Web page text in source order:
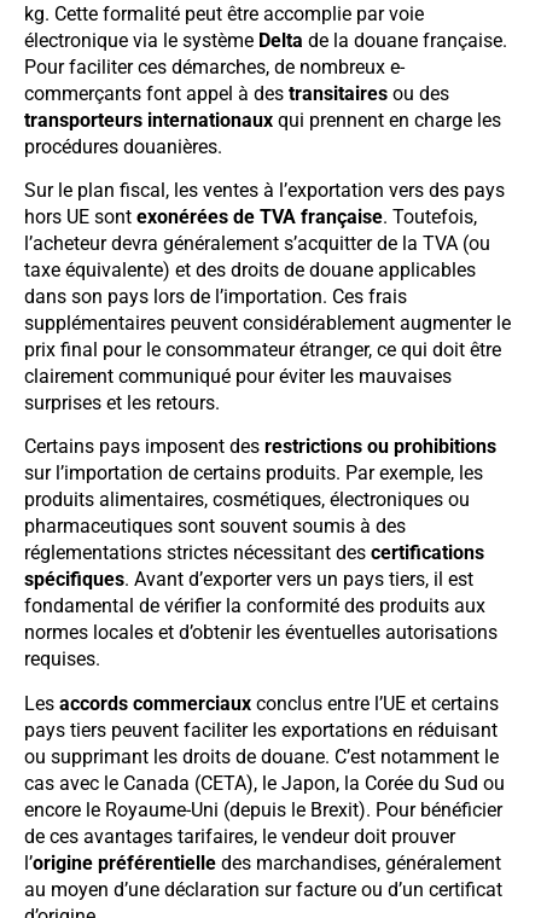
kg. Cette formalité peut être accomplie par voie
électronique via le système Delta de la douane française.
Pour faciliter ces démarches, de nombreux e-
commerçants font appel à des transitaires ou des
transporteurs internationaux qui prennent en charge les
procédures douanières.
Sur le plan fiscal, les ventes à l’exportation vers des pays
hors UE sont exonérées de TVA française. Toutefois,
l’acheteur devra généralement s’acquitter de la TVA (ou
taxe équivalente) et des droits de douane applicables
dans son pays lors de l’importation. Ces frais
supplémentaires peuvent considérablement augmenter le
prix final pour le consommateur étranger, ce qui doit être
clairement communiqué pour éviter les mauvaises
surprises et les retours.
Certains pays imposent des restrictions ou prohibitions
sur l’importation de certains produits. Par exemple, les
produits alimentaires, cosmétiques, électroniques ou
pharmaceutiques sont souvent soumis à des
réglementations strictes nécessitant des certifications
spécifiques. Avant d’exporter vers un pays tiers, il est
fondamental de vérifier la conformité des produits aux
normes locales et d’obtenir les éventuelles autorisations
requises.
Les accords commerciaux conclus entre l’UE et certains
pays tiers peuvent faciliter les exportations en réduisant
ou supprimant les droits de douane. C’est notamment le
cas avec le Canada (CETA), le Japon, la Corée du Sud ou
encore le Royaume-Uni (depuis le Brexit). Pour bénéficier
de ces avantages tarifaires, le vendeur doit prouver
l’origine préférentielle des marchandises, généralement
au moyen d’une déclaration sur facture ou d’un certificat